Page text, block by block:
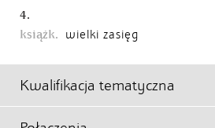
4.
książk.
wielki zasięg
Kwalifikacja tematyczna